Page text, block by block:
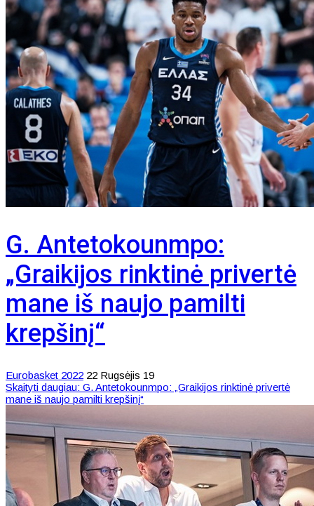
G. Antetokounmpo:
„Graikijos rinktinė privertė
mane iš naujo pamilti
krepšinį“
Eurobasket 2022 22 Rugsėjis 19
Skaityti daugiau: G. Antetokounmpo: „Graikijos rinktinė privertė
mane iš naujo pamilti krepšinį“